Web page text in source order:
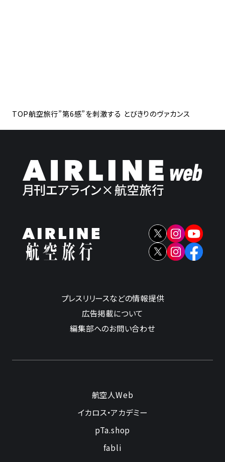
TOP航空旅行”第6感”を刺激する とびきりのヴァカンス
プレスリリースなどの情報提供
広告掲載について
編集部へのお問い合わせ
航空人Web
イカロス・アカデミー
pTa.shop
fabli